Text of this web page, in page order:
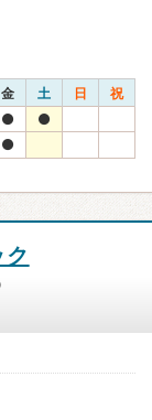
金 土 日 祝